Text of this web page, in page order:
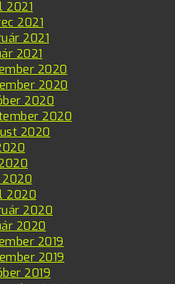
2021
2021
2021
2021
2020
2020
2020
2020
2020
2020
2020
2020
2019
2019
2019